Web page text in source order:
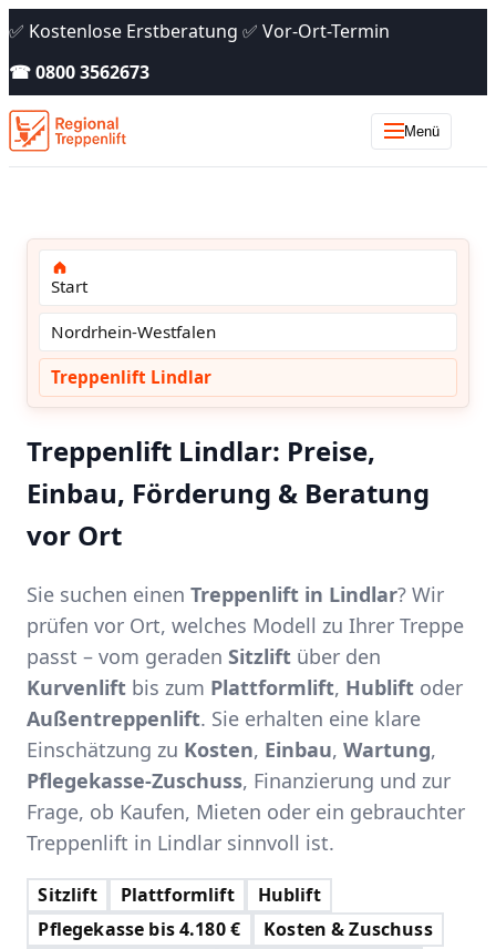
✅ Kostenlose Erstberatung ✅ Vor-Ort-Termin
☎ 0800 3562673
Menü
Start
Nordrhein-Westfalen
Treppenlift Lindlar
Treppenlift Lindlar: Preise,
Einbau, Förderung & Beratung
vor Ort
Sie suchen einen Treppenlift in Lindlar? Wir
prüfen vor Ort, welches Modell zu Ihrer Treppe
passt – vom geraden Sitzlift über den
Kurvenlift bis zum Plattformlift, Hublift oder
Außentreppenlift. Sie erhalten eine klare
Einschätzung zu Kosten, Einbau, Wartung,
Pflegekasse-Zuschuss, Finanzierung und zur
Frage, ob Kaufen, Mieten oder ein gebrauchter
Treppenlift in Lindlar sinnvoll ist.
Sitzlift Plattformlift
Hublift
Pflegekasse bis 4.180 €
Kosten & Zuschuss